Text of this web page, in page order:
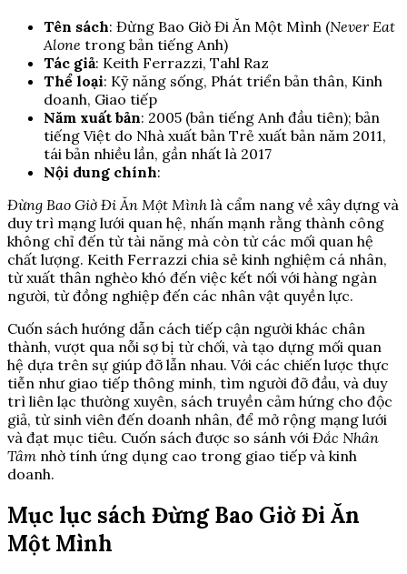
Tên sách: Đừng Bao Giờ Đi Ăn Một Mình (Never Eat
Alone trong bản tiếng Anh)
Tác giả: Keith Ferrazzi, Tahl Raz
Thể loại: Kỹ năng sống, Phát triển bản thân, Kinh
doanh, Giao tiếp
Năm xuất bản: 2005 (bản tiếng Anh đầu tiên); bản
tiếng Việt do Nhà xuất bản Trẻ xuất bản năm 2011,
tái bản nhiều lần, gần nhất là 2017
Nội dung chính:
Đừng Bao Giờ Đi Ăn Một Mình là cẩm nang về xây dựng và
duy trì mạng lưới quan hệ, nhấn mạnh rằng thành công
không chỉ đến từ tài năng mà còn từ các mối quan hệ
chất lượng. Keith Ferrazzi chia sẻ kinh nghiệm cá nhân,
từ xuất thân nghèo khó đến việc kết nối với hàng ngàn
người, từ đồng nghiệp đến các nhân vật quyền lực.
Cuốn sách hướng dẫn cách tiếp cận người khác chân
thành, vượt qua nỗi sợ bị từ chối, và tạo dựng mối quan
hệ dựa trên sự giúp đỡ lẫn nhau. Với các chiến lược thực
tiễn như giao tiếp thông minh, tìm người đỡ đầu, và duy
trì liên lạc thường xuyên, sách truyền cảm hứng cho độc
giả, từ sinh viên đến doanh nhân, để mở rộng mạng lưới
và đạt mục tiêu. Cuốn sách được so sánh với Đắc Nhân
Tâm nhờ tính ứng dụng cao trong giao tiếp và kinh
doanh.
Mục lục sách Đừng Bao Giờ Đi Ăn
Một Mình